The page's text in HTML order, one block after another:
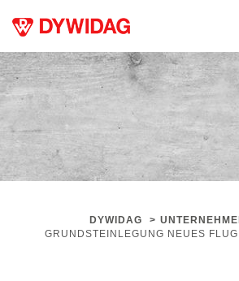
DYWIDAG >
GRUNDSTEINLEGUNG NEUES